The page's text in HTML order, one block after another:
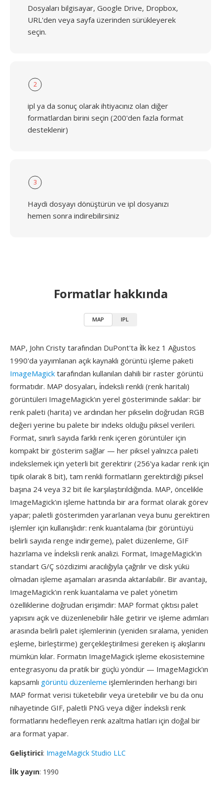
Dosyaları bilgisayar, Google Drive, Dropbox,
URL'den veya sayfa üzerinden sürükleyerek
seçin.
2
ipl ya da sonuç olarak ihtiyacınız olan diğer
formatlardan birini seçin (200'den fazla format
desteklenir)
3
Haydi dosyayı dönüştürün ve ipl dosyanızı
hemen sonra indirebilirsiniz
Formatlar hakkında
MAP IPL
MAP, John Cristy tarafından DuPont'ta i̇lk kez 1 Ağustos
1990'da yayımlanan açık kaynaklı görüntü işleme paketi
ImageMagick tarafından kullanılan dahili bir raster görüntü
formatıdır. MAP dosyaları, i̇ndeksli renkli (renk haritalı)
görüntüleri ImageMagick'ın yerel gösteriminde saklar: bir
renk paleti (harita) ve ardından her pikselin doğrudan RGB
değeri yerine bu palete bir indeks olduğu piksel verileri.
Format, sınırlı sayıda farklı renk içeren görüntüler için
kompakt bir gösterim sağlar — her piksel yalnızca paleti
indekslemek için yeterli bit gerektirir (256'ya kadar renk için
tipik olarak 8 bit), tam renkli formatların gerektirdiği piksel
başına 24 veya 32 bit ile karşılaştırıldığında. MAP, öncelikle
ImageMagick'ın işleme hattında bir ara format olarak görev
yapar; paletli gösterimden yararlanan veya bunu gerektiren
işlemler için kullanışlıdır: renk kuantalama (bir görüntüyü
belirli sayıda renge indirgeme), palet düzenleme, GIF
hazırlama ve i̇ndeksli renk analizi. Format, ImageMagick'ın
standart G/Ç sözdizimi aracılığıyla çağrılır ve disk yükü
olmadan işleme aşamaları arasında aktarılabilir. Bir avantajı,
ImageMagick'ın renk kuantalama ve palet yönetim
özelliklerine doğrudan erişimdir: MAP format çıktısı palet
yapısını açık ve düzenlenebilir hâle getirir ve işleme adımları
arasında belirli palet işlemlerinin (yeniden sıralama, yeniden
eşleme, birleştirme) gerçekleştirilmesi gereken iş akışlarını
mümkün kılar. Formatın ImageMagick işleme ekosistemine
entegrasyonu da pratik bir güçlü yöndür — ImageMagick'ın
kapsamlı görüntü düzenleme işlemlerinden herhangi biri
MAP format verisi tüketebilir veya üretebilir ve bu da onu
nihayetinde GIF, paletli PNG veya diğer i̇ndeksli renk
formatlarını hedefleyen renk azaltma hatları için doğal bir
ara format yapar.
Geliştirici: ImageMagick Studio LLC
İlk yayın: 1990